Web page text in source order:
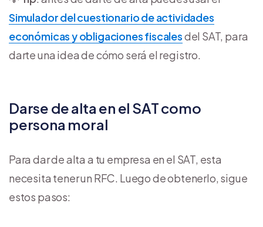
Simulador del cuestionario de actividades
económicas y obligaciones fiscalesdel SAT, para
darte una idea de cómo será el registro.
Darse de alta en el SAT como
persona moral
Para dar de alta a tu empresa en el SAT, esta
necesita tener un RFC. Luego de obtenerlo, sigue
estos pasos: